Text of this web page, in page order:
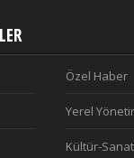
Özel Haber
Yerel
Kültür-Sanat